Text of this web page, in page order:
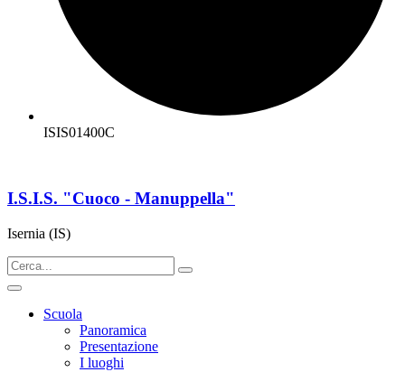
ISIS01400C
I.S.I.S. "Cuoco - Manuppella"
Isernia (IS)
Scuola
Panoramica
Presentazione
I luoghi